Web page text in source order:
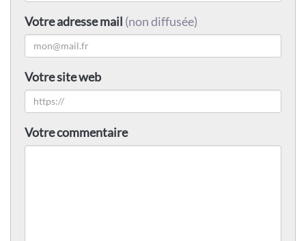
Votre adresse mail (non diffusée)
Votre site web
Votre commentaire